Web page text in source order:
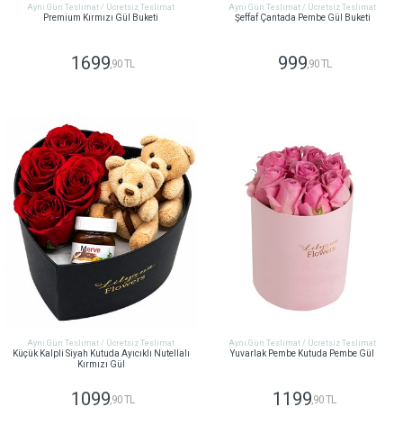
Aynı Gün Teslimat / Ücretsiz Teslimat
Premium Kırmızı Gül Buketi
1699,90 TL
Aynı Gün Teslimat / Ücretsiz Teslimat
Şeffaf Çantada Pembe Gül Buketi
999,90 TL
Aynı Gün Teslimat / Ücretsiz Teslimat
Küçük Kalpli Siyah Kutuda Ayıcıklı Nutellalı
Kırmızı Gül
1099 ,90 TL
Aynı Gün Teslimat / Ücretsiz Teslimat
Yuvarlak Pembe Kutuda Pembe Gül
1199 ,90 TL